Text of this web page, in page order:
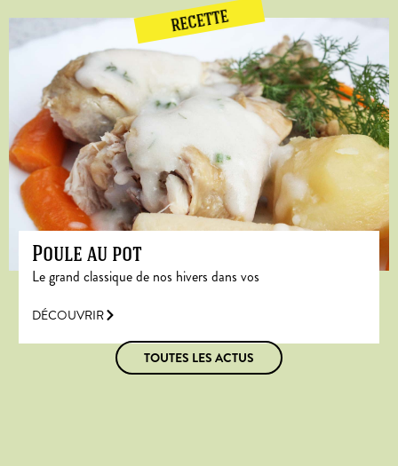
RECETTE
Poule au pot
Le grand classique de nos hivers dans vos
DÉCOUVRIR
TOUTES LES ACTUS